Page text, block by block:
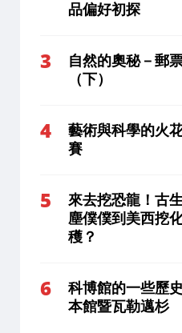
品偏好初探
自然的奧秘－郵
（下）
藝術與科學的火
賽
來去挖恐龍！古
塵僕僕到美西挖
穫？
科博館的一些歷
本館暨瓦勒邁杉